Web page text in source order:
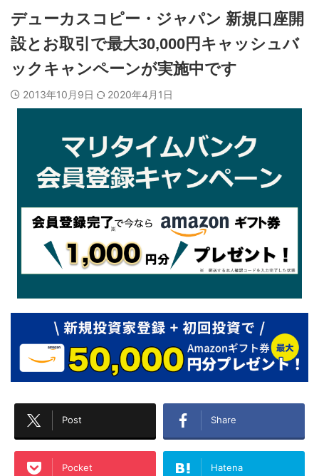
デューカスコピー・ジャパン 新規口座開
設とお取引で最大30,000円キャッシュバ
ックキャンペーンが実施中です
2013年10月9日 2020年4月1日
Post Share
Pocket Hatena